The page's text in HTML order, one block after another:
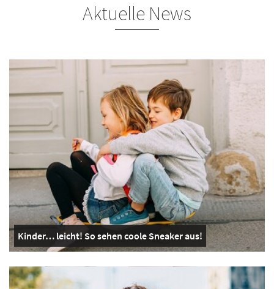
Aktuelle News
Kinder… leicht! So sehen coole Sneaker aus!